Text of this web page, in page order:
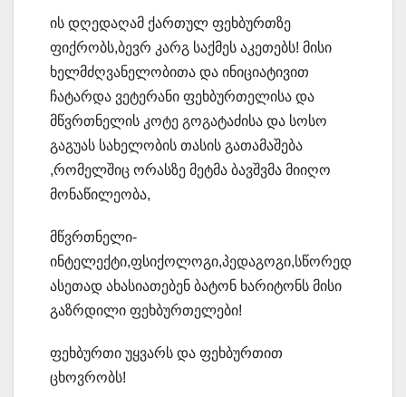
ის დღედაღამ ქართულ ფეხბურთზე
ფიქრობს,ბევრ კარგ საქმეს აკეთებს! მისი
ხელმძღვანელობითა და ინიციატივით
ჩატარდა ვეტერანი ფეხბურთელისა და
მწვრთნელის კოტე გოგატაძისა და სოსო
გაგუას სახელობის თასის გათამაშება
,რომელშიც ორასზე მეტმა ბავშვმა მიიღო
მონაწილეობა,
მწვრთნელი-
ინტელექტი,ფსიქოლოგი,პედაგოგი,სწორედ
ასეთად ახასიათებენ ბატონ ხარიტონს მისი
გაზრდილი ფეხბურთელები!
ფეხბურთი უყვარს და ფეხბურთით
ცხოვრობს!